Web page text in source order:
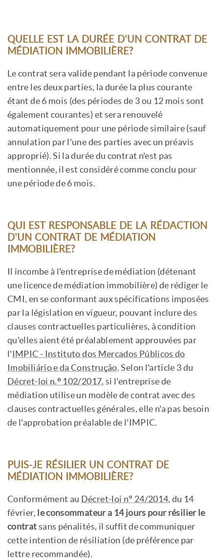
QUELLE EST LA DURÉE D'UN CONTRAT DE
MÉDIATION IMMOBILIÈRE?
Le contrat sera valide pendant la période convenue
entre les deux parties, la durée la plus courante
étant de 6 mois (des périodes de 3 ou 12 mois sont
également courantes) et sera renouvelé
automatiquement pour une période similaire (sauf
annulation par l'une des parties avec un préavis
approprié). Si la durée du contrat n'est pas
mentionnée, il est considéré comme conclu pour
une période de 6 mois.
QUI EST RESPONSABLE DE LA RÉDACTION
D'UN CONTRAT DE MÉDIATION
IMMOBILIÈRE?
Il incombe à l'entreprise de médiation (détenant
une licence de médiation immobilière) de rédiger le
CMI, en se conformant aux spécifications imposées
par la législation en vigueur, pouvant inclure des
clauses contractuelles particulières, à condition
qu'elles aient été préalablement approuvées par
l' IMPIC - Instituto dos Mercados Públicos do
Imobiliário e da Construção. Selon l'article 3 du
Décret-loi n.º 102/2017, si l'entreprise de
médiation utilise un modèle de contrat avec des
clauses contractuelles générales, elle n'a pas besoin
de l'approbation préalable de l'IMPIC.
PUIS-JE RÉSILIER UN CONTRAT DE
MÉDIATION IMMOBILIÈRE?
Conformément au Décret-loi n° 24/2014, du 14
février, le consommateur a 14 jours pour résilier le
contrat sans pénalités, il suffit de communiquer
cette intention de résiliation (de préférence par
lettre recommandée).